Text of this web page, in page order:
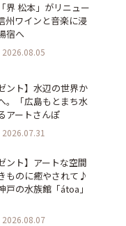
界 松本」がリニュー
州ワインと音楽に浸
宿へ
2026.08.05
ント】水辺の世界か
。「広島もとまち水
アートさんぽ
2026.07.31
ント】アートな空間
ものに癒やされて♪
戸の水族館「átoa」
2026.08.07